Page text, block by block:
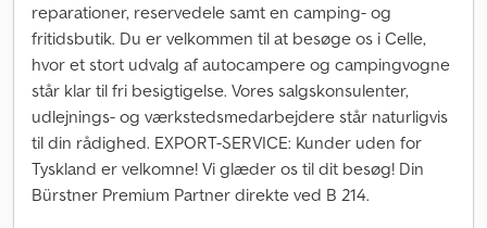
reparationer, reservedele samt en camping- og
fritidsbutik. Du er velkommen til at besøge os i Celle,
hvor et stort udvalg af autocampere og campingvogne
står klar til fri besigtigelse. Vores salgskonsulenter,
udlejnings- og værkstedsmedarbejdere står naturligvis
til din rådighed. EXPORT-SERVICE: Kunder uden for
Tyskland er velkomne! Vi glæder os til dit besøg! Din
Bürstner Premium Partner direkte ved B 214.